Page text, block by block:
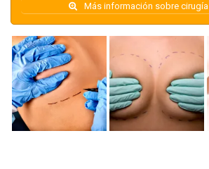
Más información sobre